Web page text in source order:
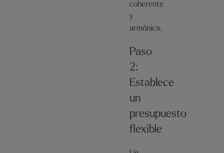
coherente
y
armónica.
Paso
2:
Establece
un
presupuesto
flexible